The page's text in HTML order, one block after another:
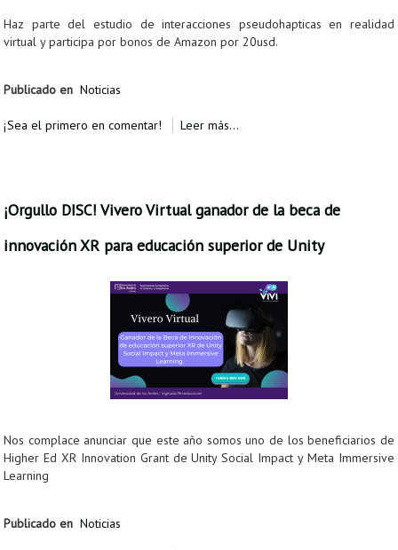
Haz parte del estudio de interacciones pseudohapticas en realidad
virtual y participa por bonos de Amazon por 20usd.
Publicado en Noticias
¡Sea el primero en comentar! Leer más...
¡Orgullo DISC! Vivero Virtual ganador de la beca de
innovación XR para educación superior de Unity
Nos complace anunciar que este año somos uno de los beneficiarios de
Higher Ed XR Innovation Grant de Unity Social Impact y Meta Immersive
Learning
Publicado en Noticias